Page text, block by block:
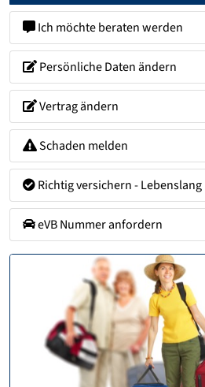
Ich möchte beraten werden
Persönliche Daten ändern
Vertrag ändern
Schaden melden
Richtig versichern -
eVB Nummer anfordern